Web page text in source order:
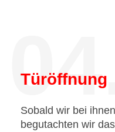
04.
Türöffnung
Sobald wir bei
begutachten wir